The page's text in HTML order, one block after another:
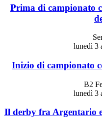
Prima di campionato
lunedì 3
Inizio di campionato
B2
lunedì 3
Il derby fra Argentario